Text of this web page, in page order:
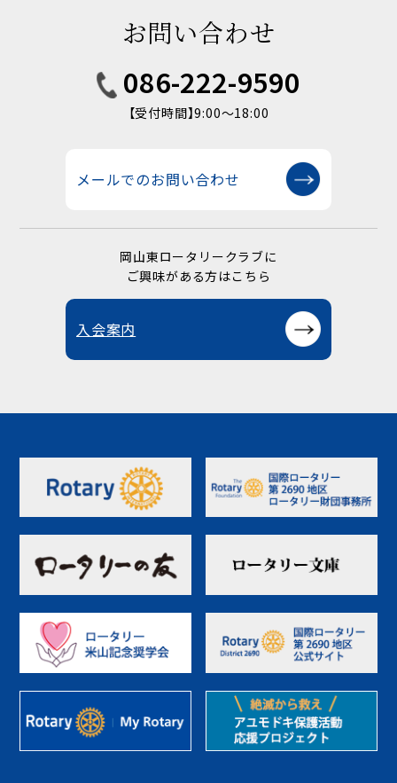
お問い合わせ
086-222-9590
【受付時間】9:00〜18:00
メールでのお問い合わせ
岡山東ロータリークラブに
ご興味がある方はこちら
入会案内